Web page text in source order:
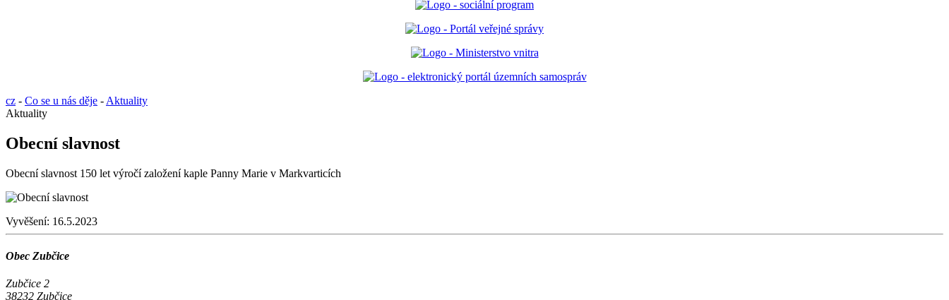
cz - Co se u nás děje - Aktuality
Aktuality
Obecní slavnost
Obecní slavnost 150 let výročí založení kaple Panny Marie v Markvarticích
Vyvěšení: 16.5.2023
Obec Zubčice
Zubčice 2
38232 Zubčice